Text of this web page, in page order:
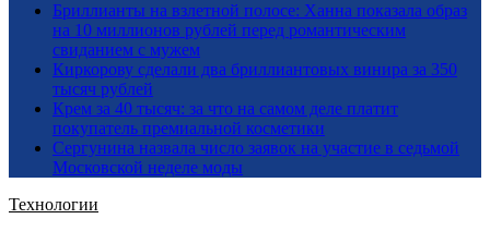
Бриллианты на взлетной полосе: Ханна показала образ
на 10 миллионов рублей перед романтическим
свиданием с мужем
Киркорову сделали два бриллиантовых винира за 350
тысяч рублей
Крем за 40 тысяч: за что на самом деле платит
покупатель премиальной косметики
Сергунина назвала число заявок на участие в седьмой
Московской неделе моды
Технологии